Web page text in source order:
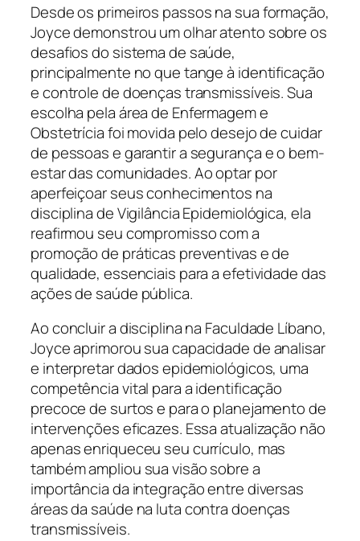
Desde os primeiros passos na sua formação,
Joyce demonstrou um olhar atento sobre os
desafios do sistema de saúde,
principalmente no que tange à identificação
e controle de doenças transmissíveis. Sua
escolha pela área de Enfermagem e
Obstetrícia foi movida pelo desejo de cuidar
de pessoas e garantir a segurança e o bem-
estar das comunidades. Ao optar por
aperfeiçoar seus conhecimentos na
disciplina de Vigilância Epidemiológica, ela
reafirmou seu compromisso com a
promoção de práticas preventivas e de
qualidade, essenciais para a efetividade das
ações de saúde pública.
Ao concluir a disciplina na Faculdade Líbano,
Joyce aprimorou sua capacidade de analisar
e interpretar dados epidemiológicos, uma
competência vital para a identificação
precoce de surtos e para o planejamento de
intervenções eficazes. Essa atualização não
apenas enriqueceu seu currículo, mas
também ampliou sua visão sobre a
importância da integração entre diversas
áreas da saúde na luta contra doenças
transmissíveis.